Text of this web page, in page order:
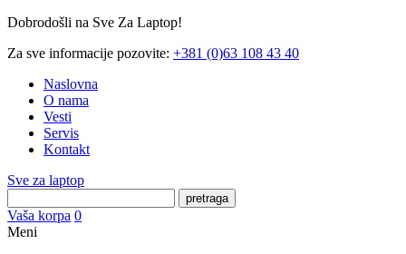
Dobrodošli na Sve Za Laptop!
Za sve informacije pozovite: +381 (0)63 108 43 40
Naslovna
O nama
Vesti
Servis
Kontakt
Sve za laptop
pretraga
Vaša korpa 0
Meni